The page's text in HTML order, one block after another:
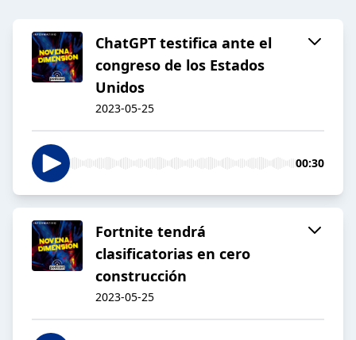
ChatGPT testifica ante el
congreso de los Estados
Unidos
2023-05-25
00:30
Fortnite tendrá
clasificatorias en cero
construcción
2023-05-25